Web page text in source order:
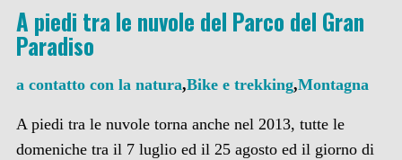
A piedi tra le nuvole del Parco del Gran
Paradiso
a contatto con la natura,Bike e trekking,Montagna
A piedi tra le nuvole torna anche nel 2013, tutte le
domeniche tra il 7 luglio ed il 25 agosto ed il giorno di